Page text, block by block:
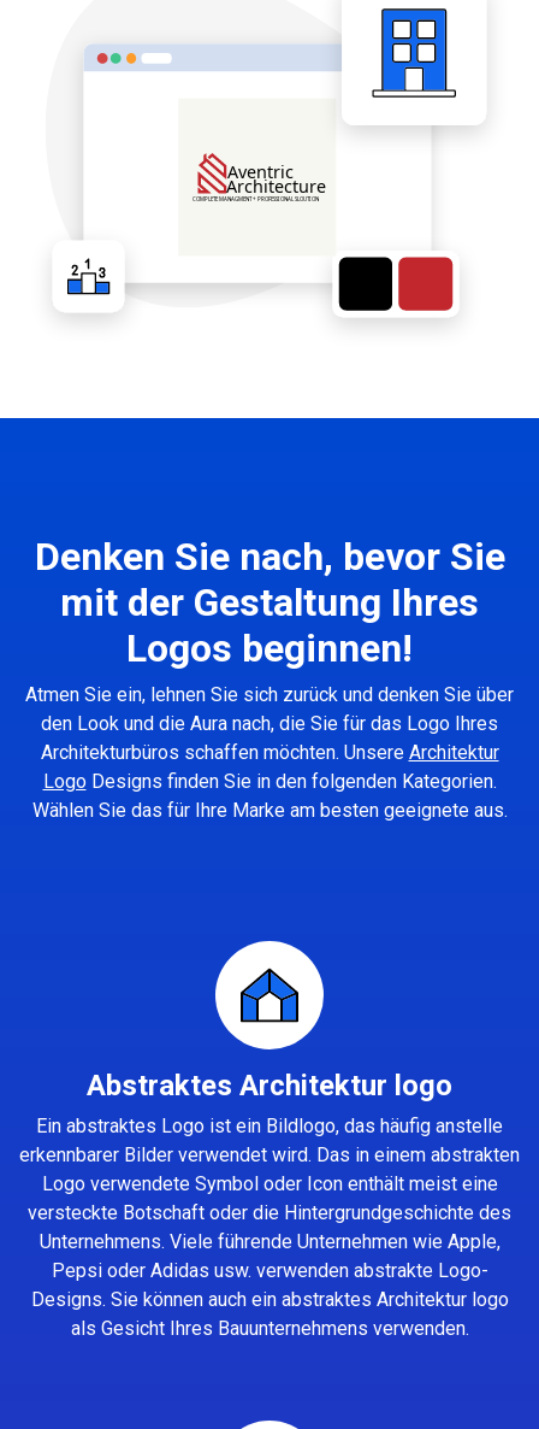
Denken Sie nach, bevor Sie
mit der Gestaltung Ihres
Logos beginnen!
Atmen Sie ein, lehnen Sie sich zurück und denken Sie über
den Look und die Aura nach, die Sie für das Logo Ihres
Architekturbüros schaffen möchten. Unsere Architektur
LogoDesigns finden Sie in den folgenden Kategorien.
Wählen Sie das für Ihre Marke am besten geeignete aus.
Abstraktes Architektur logo
Ein abstraktes Logo ist ein Bildlogo, das häufig anstelle
erkennbarer Bilder verwendet wird. Das in einem abstrakten
Logo verwendete Symbol oder Icon enthält meist eine
versteckte Botschaft oder die Hintergrundgeschichte des
Unternehmens. Viele führende Unternehmen wie Apple,
Pepsi oder Adidas usw. verwenden abstrakte Logo-
Designs. Sie können auch ein abstraktes Architektur logo
als Gesicht Ihres Bauunternehmens verwenden.